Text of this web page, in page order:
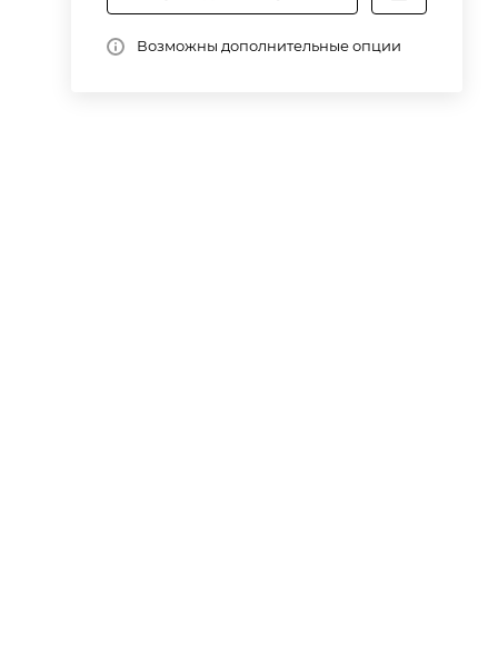
Возможны дополнительные опции